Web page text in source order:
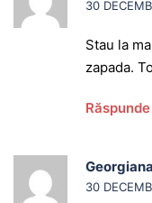
30
Stau la
zapada.
Răspunde
30